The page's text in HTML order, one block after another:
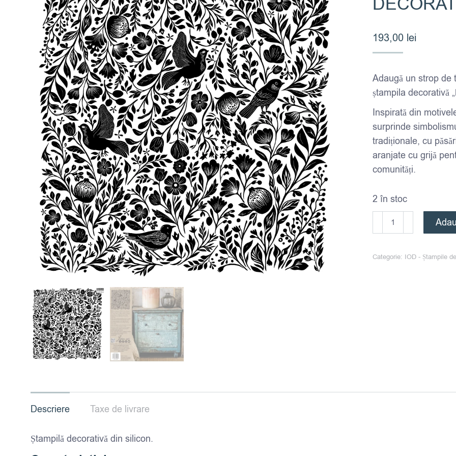
193,00 lei
Adaugă un strop de
ștampila decorativă „
Inspirată din
surprinde
tradiționale, cu
aranjate cu grijă
comunități.
2 în stoc
Cantitate
FOLK
–
Categorie: IOD - Ștampile
Descriere Taxe de livrare
Ștampilă decorativă din silicon.